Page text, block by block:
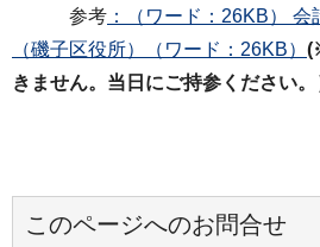
参考 ：（ワード：26KB）
会
（磯子区役所）（ワード：26KB）
きません。当日にご持参ください。
このページへのお問合せ